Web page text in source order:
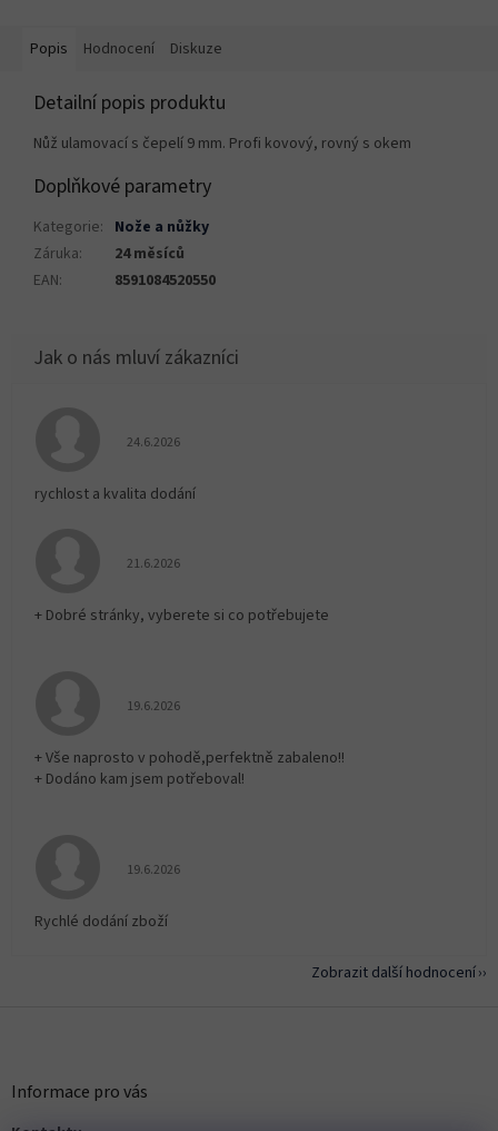
Popis Hodnocení Diskuze
Detailní popis produktu
Nůž ulamovací s čepelí 9 mm. Profi kovový, rovný s okem
Doplňkové parametry
Kategorie: Nože a nůžky
Záruka:
24 měsíců
EAN: 8591084520550
Hodnocení obchodu je 5 z 5 hvězdiček.
24.6.2026
rychlost a kvalita dodání
Hodnocení obchodu je 5 z 5 hvězdiček.
21.6.2026
+ Dobré stránky, vyberete si co potřebujete
Hodnocení obchodu je 5 z 5 hvězdiček.
19.6.2026
+ Vše naprosto v pohodě,perfektně zabaleno!!
+ Dodáno kam jsem potřeboval!
Hodnocení obchodu je 5 z 5 hvězdiček.
19.6.2026
Rychlé dodání zboží
Zobrazit další hodnocení
Informace pro vás